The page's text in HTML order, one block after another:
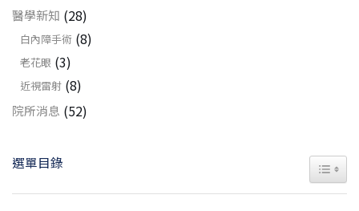
醫學新知 (28)
白內障手術 (8)
老花眼 (3)
近視雷射 (8)
院所消息 (52)
選單目錄